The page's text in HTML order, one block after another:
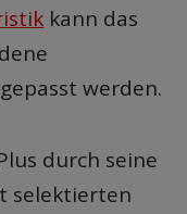
kann das
werden.
durch seine
selektierten